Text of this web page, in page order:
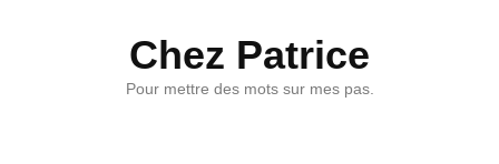
Chez Patrice
Pour mettre des mots sur mes pas.